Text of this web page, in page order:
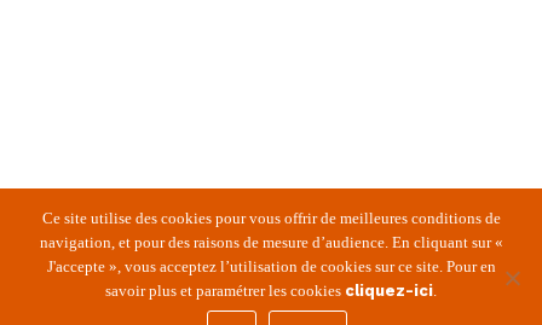
Ce site utilise des cookies pour vous offrir de meilleures conditions de
navigation, et pour des raisons de mesure d’audience. En cliquant sur «
J'accepte », vous acceptez l’utilisation de cookies sur ce site. Pour en
savoir plus et paramétrer les cookies cliquez-ici.